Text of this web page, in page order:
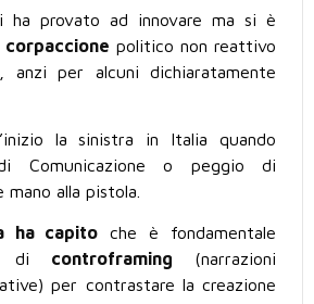
ha provato ad innovare ma si è
corpaccione politico non reattivo
anzi per alcuni dichiaratamente
la sinistra in Italia quando
Comunicazione o peggio di
alla pistola.
ha capito che è fondamentale
di controframing (narrazioni
per contrastare la creazione